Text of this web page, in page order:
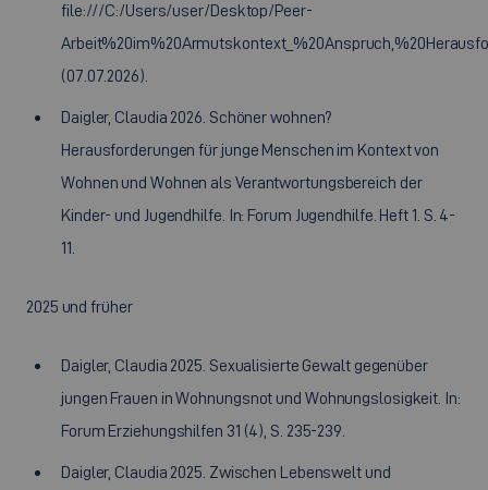
file:///C:/Users/user/Desktop/Peer-
(07.07.2026).
Daigler, Claudia 2026. Schöner wohnen?
Herausforderungen für junge Menschen im Kontext von
Wohnen und Wohnen als Verantwortungsbereich der
Kinder- und Jugendhilfe. In: Forum Jugendhilfe. Heft 1. S. 4-
11.
2025 und früher
Daigler, Claudia 2025. Sexualisierte Gewalt gegenüber
jungen Frauen in Wohnungsnot und Wohnungslosigkeit. In:
Forum Erziehungshilfen 31 (4), S. 235-239.
Daigler, Claudia 2025. Zwischen Lebenswelt und